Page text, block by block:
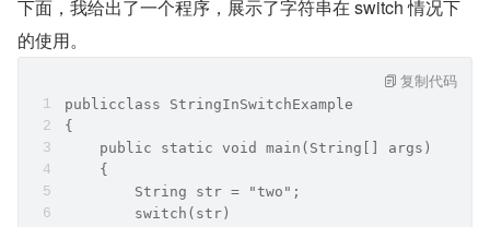
下面，我给出了一个程序，展示了字符串在 switch 情况下
的使用。
publicclass StringInSwitchExample
{
    public static void main(String[] args)
    {
        String str = "two";
        switch(str)
复制代码